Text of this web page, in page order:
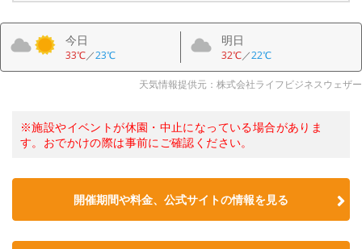
今日
33℃／23℃
明日
32℃／22℃
天気情報提供元：株式会社ライフビジネスウェザー
※施設やイベントが休園・中止になっている場合がありま
す。おでかけの際は事前にご確認ください。
開催期間や料金、公式サイトの情報を見る